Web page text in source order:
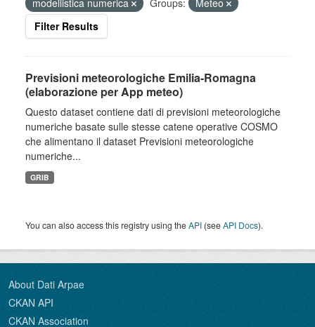
modellistica numerica
Groups:
Meteo
Filter Results
Previsioni meteorologiche Emilia-Romagna
(elaborazione per App meteo)
Questo dataset contiene dati di previsioni meteorologiche
numeriche basate sulle stesse catene operative COSMO
che alimentano il dataset Previsioni meteorologiche
numeriche...
GRIB
You can also access this registry using theAPI (seeAPI Docs).
About Dati Arpae
CKAN API
CKAN Association